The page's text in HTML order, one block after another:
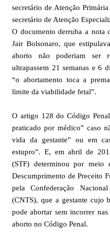
secretário de Atenção
secretário de Atenção
O documento derruba a nota
Jair Bolsonaro, que
aborto não poderiam ser
ultrapassem 21 semanas e 6
“o abortamento toca a
limite da viabilidade fetal”.
O artigo 128 do Código
praticado por médico” caso
vida da gestante” ou em
estupro”. E, em abril de
(STF) determinou por meio
Descumprimento de Preceito
pela Confederação
(CNTS), que a gestante cujo
pode abortar sem incorrer
aborto no Código Penal.